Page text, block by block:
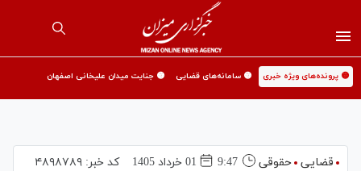
🟡 پرونده‌های ویژه خبری 🟡 سامانه‌های قضایی 🟡 جنایت میدان علیخانی اصفهان
قضایی حقوقی 9:47 01 خرداد 1405 کد خبر: ۴۸۹۸۷۸۹